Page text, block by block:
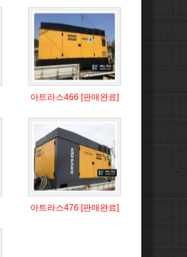
아트라스466 [판매완료]
아트라스476 [판매완료]